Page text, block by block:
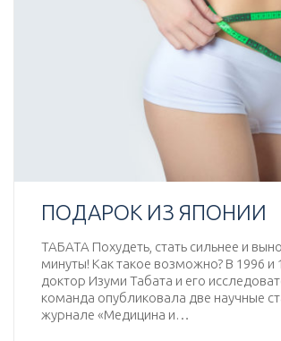
ПОДАРОК ИЗ ЯПОНИИ
ТАБАТА Похудеть, стать сильнее и
минуты! Как такое возможно? В 1996 и
доктор Изуми Табата и его
команда опубликовала две научные
журнале «Медицина и…